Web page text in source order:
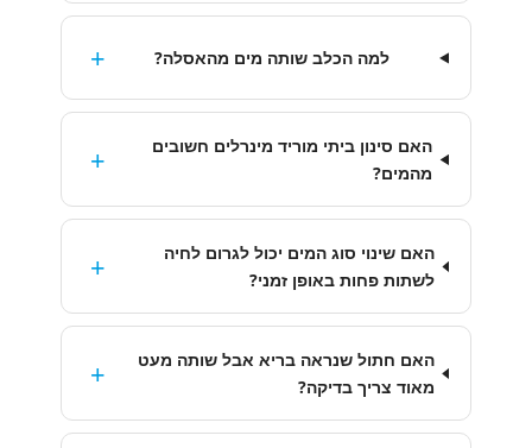
למה הכלב שותה מים מהאסלה? +
האם סינון ביתי מוריד מינרלים חשובים
מהמים?
+
האם שינוי סוג המים יכול לגרום לחיה
לשתות פחות באופן זמני?
+
האם חתול שנראה בריא אבל שותה מעט
מאוד צריך בדיקה?
+